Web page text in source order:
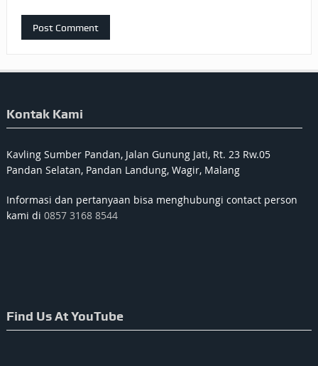
Kontak Kami
Kavling Sumber Pandan, Jalan Gunung Jati, Rt. 23 Rw.05
Pandan Selatan, Pandan Landung, Wagir, Malang
Informasi dan pertanyaan bisa menghubungi contact person
kami di 0857 3168 8544
Find Us At YouTube